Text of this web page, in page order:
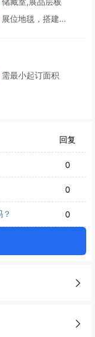
展位地毯，搭建围板,墙
需最小起订面积
回复
0
0
0